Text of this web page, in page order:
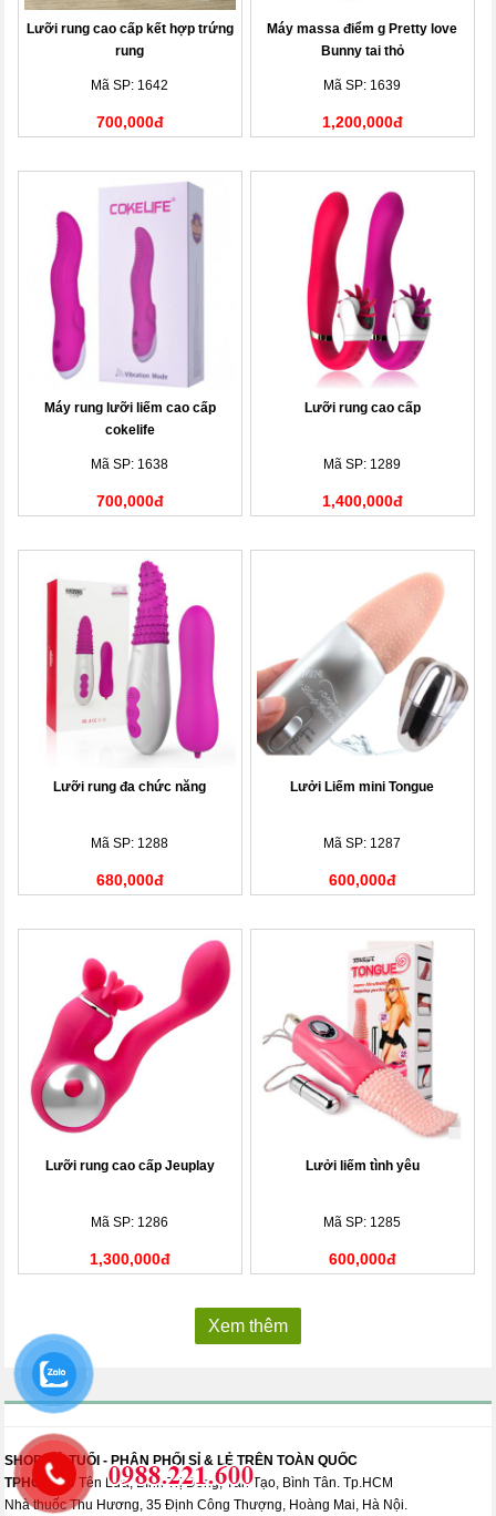
Lưỡi rung cao cấp kết hợp trứng
rung
Mã SP: 1642
700,000đ
Máy massa điểm g Pretty love
Bunny tai thỏ
Mã SP: 1639
1,200,000đ
Máy rung lưỡi liếm cao cấp
cokelife
Mã SP: 1638
700,000đ
Lưỡi rung cao cấp
Mã SP: 1289
1,400,000đ
Lưỡi rung đa chức năng
Mã SP: 1288
680,000đ
Lưởi Liếm mini Tongue
Mã SP: 1287
600,000đ
Lưỡi rung cao cấp Jeuplay
Mã SP: 1286
1,300,000đ
Lưởi liếm tình yêu
Mã SP: 1285
600,000đ
Xem thêm
SHOP ĐỦ TUỔI - PHÂN PHỐI SỈ & LẺ TRÊN TOÀN QUỐC
TPHCM:70 Tên Lửa, Bình Trị Đông, Tân Tạo, Bình Tân. Tp.HCM
Nhà thuốc Thu Hương, 35 Định Công Thượng, Hoàng Mai, Hà Nội.